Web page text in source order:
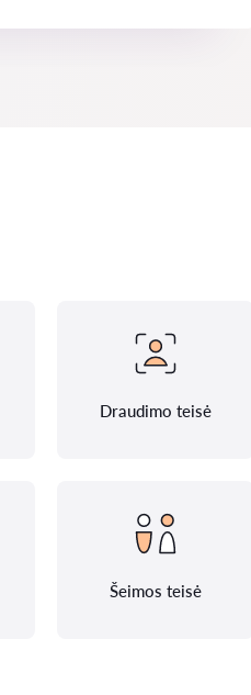
Draudimo teisė
Šeimos teisė